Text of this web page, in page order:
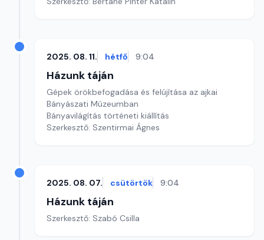
2025. 08. 11. hétfő 9:04
Házunk táján
Gépek örökbefogadása és felújítása az ajkai
Bányászati Múzeumban
Bányavilágítás történeti kiállítás
Szerkesztő: Szentirmai Ágnes
2025. 08. 07. csütörtök 9:04
Házunk táján
Szerkesztő: Szabó Csilla